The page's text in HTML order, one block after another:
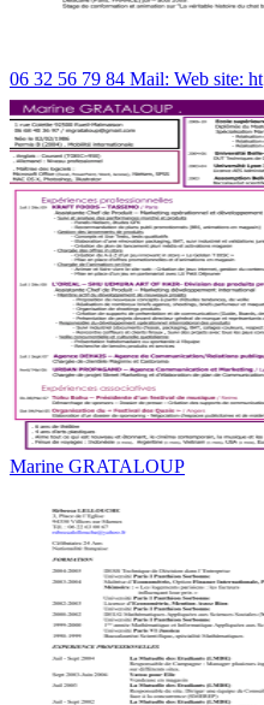
06 32 56 79 84 Mail: Web site: ht
Marine GRATALOUP